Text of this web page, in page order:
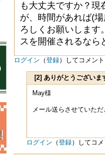
も大丈夫ですか？
が、時間があれば(
ろしくお願いします
スを開催されるなら
ログイン （登録）してコメン
[2] ありがとうございま
May様
メール送らさせていた
ログイン （登録）してコ